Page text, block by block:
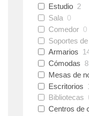
Estudio 2
Sala 0
Comedor 0
Soportes
Armarios
Cómodas 8
Mesas de
Escritorios
Bibliotecas
Centros de